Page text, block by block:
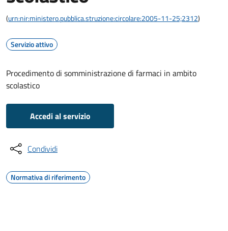
(urn:nir:ministero.pubblica.struzione:circolare:2005-11-25;2312)
Servizio attivo
Procedimento di somministrazione di farmaci in ambito
scolastico
Accedi al servizio
Condividi
Normativa di riferimento